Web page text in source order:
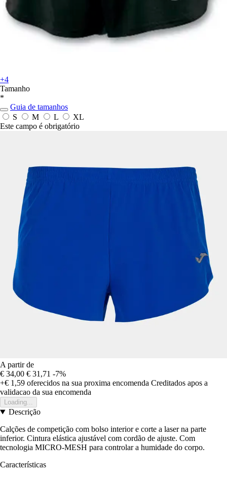
+4
Tamanho
*
Guia de tamanhos
S
M L
XL
Este campo é obrigatório
A partir de
€ 34,00 € 31,71 -7%
+€ 1,59 oferecidos na sua proxima encomenda Creditados apos a
validacao da sua encomenda
Loading...
Descrição
Calções de competição com bolso interior e corte a laser na parte
inferior. Cintura elástica ajustável com cordão de ajuste. Com
tecnologia MICRO-MESH para controlar a humidade do corpo.
Características